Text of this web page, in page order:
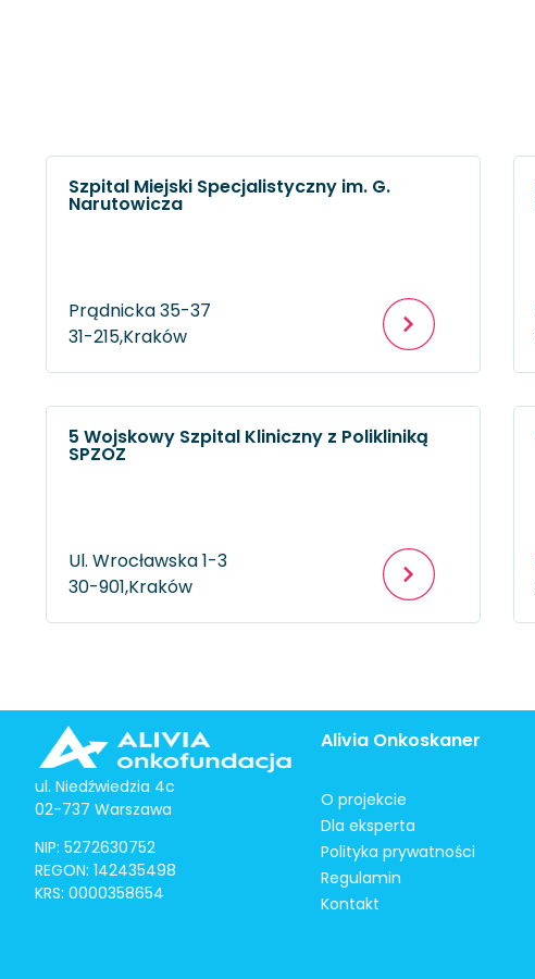
Szpital Miejski Specjalistyczny im. G.
Narutowicza
Prądnicka 35-37
31-215,Kraków
5 Wojskowy Szpital Kliniczny z Polikliniką
SPZOZ
Ul. Wrocławska 1-3
30-901,Kraków
ul. Niedźwiedzia 4c
02-737 Warszawa
NIP: 5272630752
REGON: 142435498
KRS: 0000358654
Alivia Onkoskaner
O projekcie
Dla eksperta
Polityka prywatności
Regulamin
Kontakt